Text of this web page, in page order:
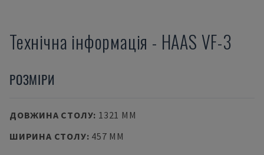
Технічна інформація - HAAS VF-3
РОЗМІРИ
ДОВЖИНА СТОЛУ: 1321 MM
ШИРИНА СТОЛУ: 457 MM